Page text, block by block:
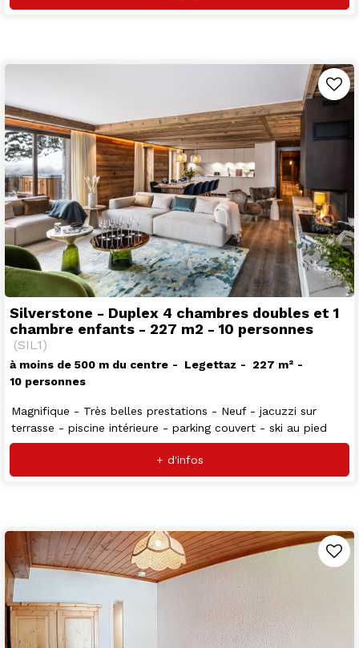
Silverstone - Duplex 4 chambres doubles et 1
chambre enfants - 227 m2 - 10 personnes
(SIL1)
à moins de 500 m du centre Legettaz 227 m²
10 personnes
Magnifique - Très belles prestations - Neuf - jacuzzi sur
terrasse - piscine intérieure - parking couvert - ski au pied
+ d'infos